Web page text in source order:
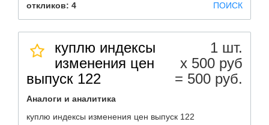
откликов: 4
ПОИСК
куплю индексы
изменения цен
выпуск 122
1 шт.
х 500 руб
= 500 руб.
Аналоги и аналитика
куплю индексы изменения цен выпуск 122